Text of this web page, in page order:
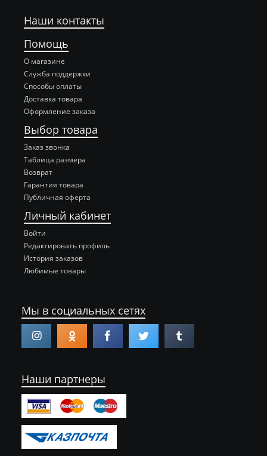
Наши контакты
Помощь
О магазине
Служба поддержки
Способы оплаты
Доставка товара
Оформление заказа
Выбор товара
Заказ звонка
Таблица размера
Возврат
Гарантия товара
Публичная оферта
Личный кабинет
Войти
Редактировать профиль
История заказов
Любимые товары
Мы в социальных сетях
Наши партнеры